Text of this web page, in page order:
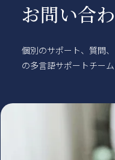
お問い合
個別のサポート、質問
の多言語サポートチー